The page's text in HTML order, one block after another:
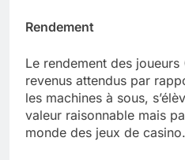
Rendement
Le rendement des joueurs
revenus attendus par
les machines à sous,
valeur raisonnable mais
monde des jeux de casino.